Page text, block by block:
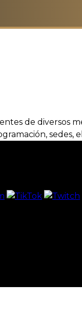
de diversos
sedes,